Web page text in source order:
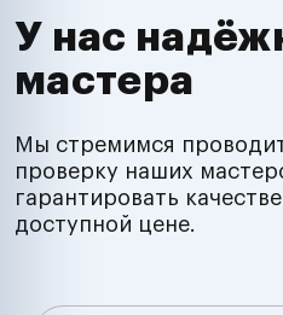
У нас
мастера
Мы стремимся
проверку наших
гарантировать
доступной цене.